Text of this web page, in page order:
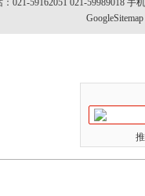
：021-59162051 021-59989018
GoogleSitemap